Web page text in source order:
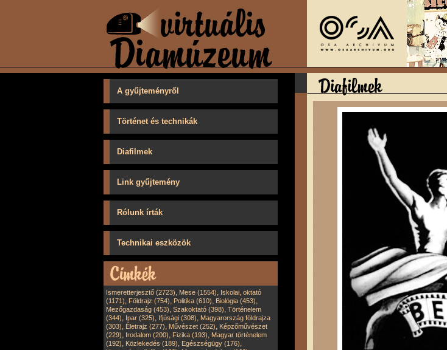
A gyűjteményről
Történet és technikák
Diafilmek
Link gyűjtemény
Rólunk írták
Technikai eszközök
Ismeretterjesztő (2723), Mese (1554), Iskolai, oktató
(1171), Földrajz (754), Politika (610), Biológia (453),
Mezőgazdaság (453), Szakoktató (398), Történelem
(344), Ipar (325), Ifjúsági (308), Magyarország földrajza
(303), Életrajz (277), Művészet (252), Képzőművészet
(229), Irodalom (200), Fizika (193), Magyar történelem
(192), Közlekedés (189), Egészségügy (176),